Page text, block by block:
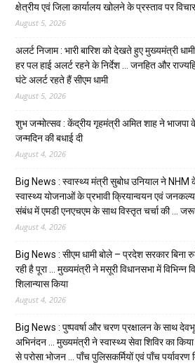
क्षेत्रीय एवं जिला कार्यालय खोलने के प्रस्ताव पर
August 5, 2026
अलर्ट निजाम : भारी बारिश को देखते हुए मुख्यमंत्री
हर पल हाई अलर्ट रहने के निर्देश … जनहित और
घंटे अलर्ट रहते हैं सीएम धामी
August 5, 2026
शुभ जन्मोत्सव : केंद्रीय गृहमंत्री अमित शाह ने
जन्मदिन की बधाई दी
August 4, 2026
Big News : स्वास्थ्य मंत्री सुबोध उनियाल ने NHM
स्वास्थ्य योजनाओं के प्रभावी क्रियान्वयन एवं
संबंध में एमडी एनएचएम के साथ विस्तृत चर्चा की …
August 4, 2026
Big News : सीएम धामी बोले – प्रदेश सरकार बिना
रही है पूरा … मुख्यमंत्री ने मसूरी विधानसभा में विभिन्न
शिलान्यास किया
August 4, 2026
Big News : पुष्पवर्षा और चरण प्रक्षालन के साथ
अभिनंदन … मुख्यमंत्री ने स्वास्थ्य सेवा शिविर का
से परोसा भोजन … पाँच पुलिसकर्मियों एवं पाँच